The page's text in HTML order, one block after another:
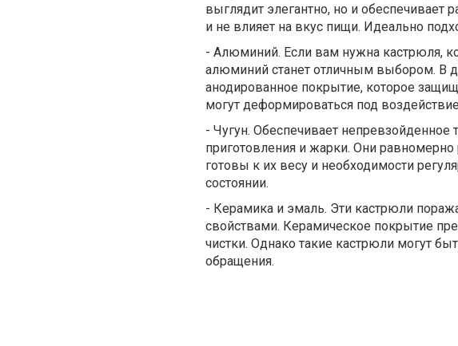
выглядит элегантно, но и обеспечивает
и не влияет на вкус пищи. Идеально
- Алюминий. Если вам нужна кастрюля,
алюминий станет отличным выбором. В
анодированное покрытие, которое
могут деформироваться под
- Чугун. Обеспечивает
приготовления и жарки. Они равномерно
готовы к их весу и необходимости
состоянии.
- Керамика и эмаль. Эти кастрюли
свойствами. Керамическое покрытие
чистки. Однако такие кастрюли могут
обращения.